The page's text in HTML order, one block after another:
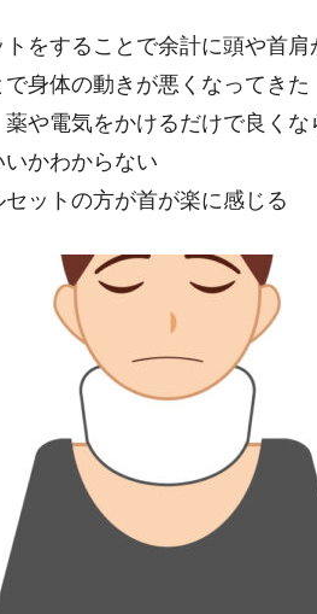
をすることで余計に頭や首肩
身体の動きが悪くなってきた
や電気をかけるだけで良くな
かわからない
ットの方が首が楽に感じる